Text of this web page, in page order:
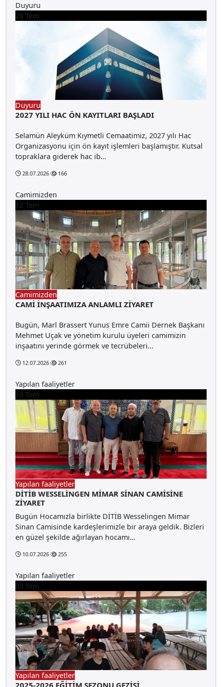
Duyuru
28 Tem
Duyuru
2027 YILI HAC ÖN KAYITLARI BAŞLADI
Selamün Aleyküm Kıymetli Cemaatimiz, 2027 yılı Hac
Organizasyonu için ön kayıt işlemleri başlamıştır. Kutsal
topraklara giderek hac ib…
28.07.2026 166
Camimizden
12 Tem
Camimizden
CAMİ İNŞAATIMIZA ANLAMLI ZİYARET
Bugün, Marl Brassert Yunus Emre Camii Dernek Başkanı
Mehmet Uçak ve yönetim kurulu üyeleri camimizin
inşaatını yerinde görmek ve tecrübeleri…
12.07.2026 261
Yapılan faaliyetler
10 Tem
Yapılan faaliyetler
DİTİB WESSELİNGEN MİMAR SİNAN CAMİSİNE
ZİYARET
Bugün Hocamızla birlikte DİTİB Wesselingen Mimar
Sinan Camisinde kardeşlerimizle bir araya geldik. Bizleri
en güzel şekilde ağırlayan hocamı…
10.07.2026 255
Yapılan faaliyetler
03 Tem
Yapılan faaliyetler
2025-2026 EĞİTİM SEZONU GEZİSİ